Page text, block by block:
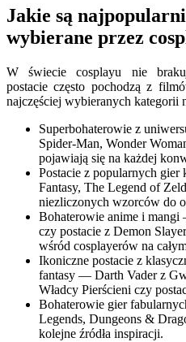
Jakie są
wybierane przez
W świecie cosplayu nie
postacie często pochodzą z
najczęściej wybieranych kategorii
Superbohaterowie z
Spider-Man, Wonder
pojawiają się na każdej
Postacie z popularnych
Fantasy, The Legend of
niezliczonych wzorców do
Bohaterowie anime i
czy postacie z Demon
wśród cosplayerów na
Ikoniczne postacie z
fantasy — Darth Vader z
Władcy Pierścieni czy
Bohaterowie gier
Legends, Dungeons &
kolejne źródła inspiracji.